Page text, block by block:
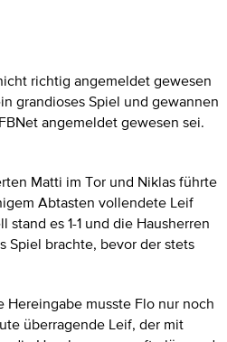
richtig angemeldet gewesen
grandioses Spiel und gewannen
angemeldet gewesen sei.
Matti im Tor und Niklas führte
Abtasten vollendete Leif
es 1-1 und die Hausherren
Spiel brachte, bevor der stets
musste Flo nur noch
überragende Leif, der mit